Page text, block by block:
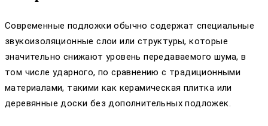
Современные подложки обычно содержат специальные
звукоизоляционные слои или структуры, которые
значительно снижают уровень передаваемого шума, в
том числе ударного, по сравнению с традиционными
материалами, такими как керамическая плитка или
деревянные доски без дополнительных подложек.